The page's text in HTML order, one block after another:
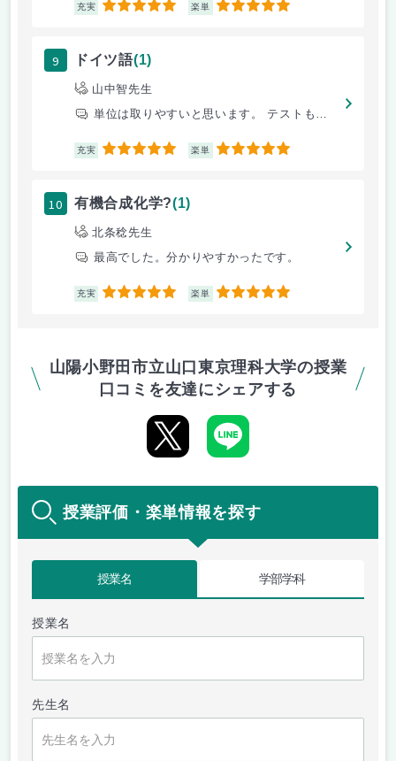
充実 5 楽単 5
9 ドイツ語(1)
山中智先生
単位は取りやすいと思います。 テストもレポート形式なので事前準備さえす
充実 5 楽単 5
10 有機合成化学?(1)
北条稔先生
最高でした。分かりやすかったです。
充実 5 楽単 5
山陽小野田市立山口東京理科大学の授業
口コミを友達にシェアする
授業評価・楽単情報を探す
授業名 学部学科
授業名
先生名